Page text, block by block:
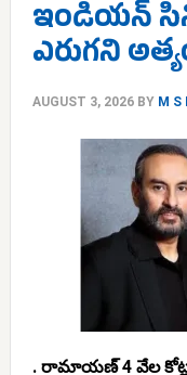
ఇండియన్
ఎరుగని
AUGUST 3, 2026BY M S
. రామాయణ్ 4 వేల